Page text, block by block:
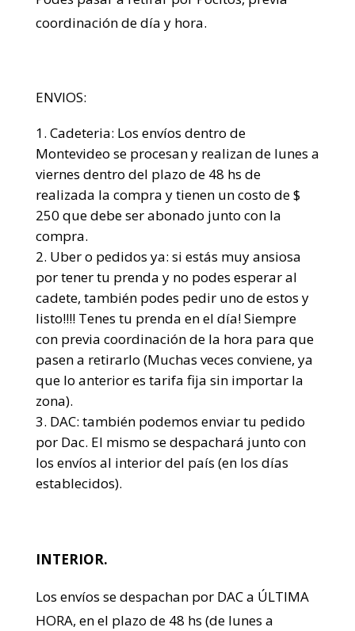
coordinación de día y hora.
ENVIOS:
Cadeteria: Los envíos dentro de
Montevideo se procesan y realizan de lunes a
viernes dentro del plazo de 48 hs de
realizada la compra y tienen un costo de $
250 que debe ser abonado junto con la
compra.
Uber o pedidos ya: si estás muy ansiosa
por tener tu prenda y no podes esperar al
cadete, también podes pedir uno de estos y
listo!!!! Tenes tu prenda en el día! Siempre
con previa coordinación de la hora para que
pasen a retirarlo (Muchas veces conviene, ya
que lo anterior es tarifa fija sin importar la
zona).
DAC: también podemos enviar tu pedido
por Dac. El mismo se despachará junto con
los envíos al interior del país (en los días
establecidos).
INTERIOR.
Los envíos se despachan por DAC a ÚLTIMA
HORA, en el plazo de 48 hs (de lunes a